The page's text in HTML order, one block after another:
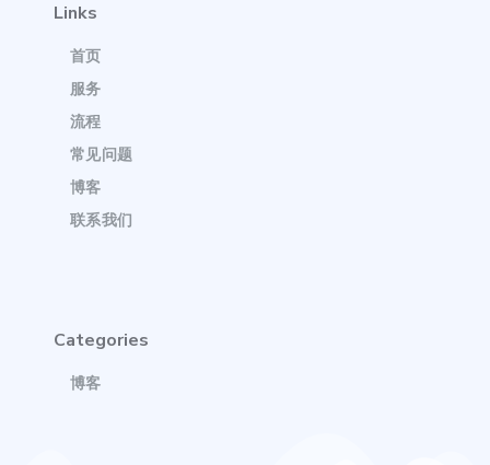
Links
首页
服务
流程
常见问题
博客
联系我们
Categories
博客